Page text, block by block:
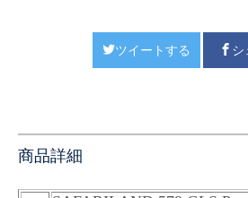
ツイートする シ
商品詳細